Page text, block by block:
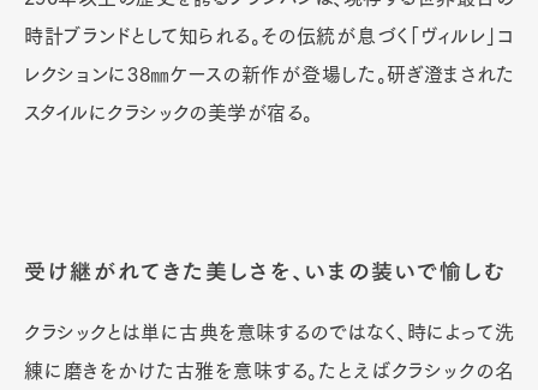
時計ブランドとして知られる。その伝統が息づく「ヴィルレ」コ
レクションに38㎜ケースの新作が登場した。研ぎ澄まされた
スタイルにクラシックの美学が宿る。
受け継がれてきた美しさを、いまの装いで愉しむ
クラシックとは単に古典を意味するのではなく、時によって洗
練に磨きをかけた古雅を意味する。たとえばクラシックの名